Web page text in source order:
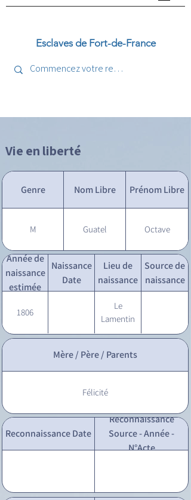
Esclaves de Fort-de-France
Vie en liberté
Genre Nom Libre Prénom Libre
M Guatel Octave
Année de
naissance
estimée
Naissance
Date
Lieu de
naissance
Source de
naissance
1806
Le
Lamentin
Mère / Père / Parents
Félicité
Reconnaissance Date
Reconnaissance
Source - Année -
N°Acte